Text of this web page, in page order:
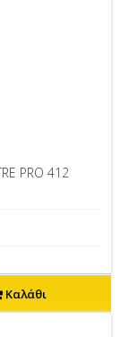
PRO 412
Καλάθι